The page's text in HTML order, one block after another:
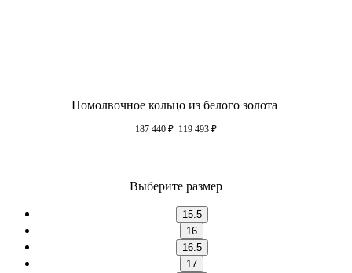
Помолвочное кольцо из белого золота
187 440 ₽ 119 493 ₽
Выберите размер
15.5
16
16.5
17